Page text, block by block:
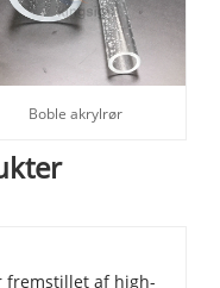
Boble akrylrør
fremstillet af high-